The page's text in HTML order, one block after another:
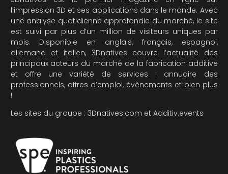
l’impression 3D et ses applications dans le monde. Avec
une analyse quotidienne approfondie du marché, le site
est suivi par plus d’un million de visiteurs uniques par
mois. Disponible en anglais, français, espagnol,
allemand et italien, 3Dnatives couvre l’actualité des
principaux acteurs du marché de la fabrication additive
et offre une variété de services : annuaire des
professionnels, offres d’emploi, évènements et bien plus
!
Les sites du groupe : 3Dnatives.com et Additiv.events